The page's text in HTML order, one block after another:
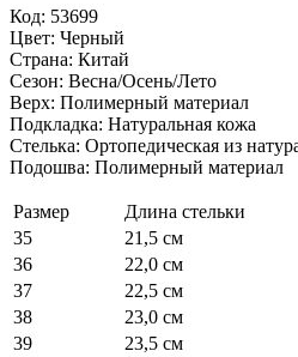
Код: 53699
Цвет: Черный
Страна: Китай
Сезон: Весна/Осень/Лето
Верх: Полимерный материал
Подкладка: Натуральная кожа
Стелька: Ортопедическая из
Подошва: Полимерный материал
Размер
Длина стельки
35
21,5 см
36
22,0 см
37
22,5 см
38
23,0 см
39
23,5 см